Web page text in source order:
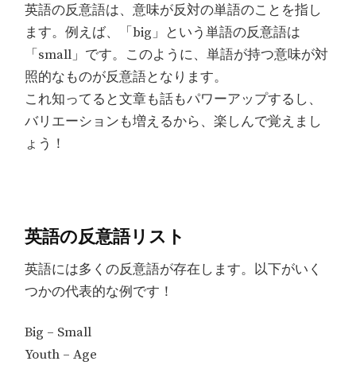
英語の反意語は、意味が反対の単語のことを指し
ます。例えば、「big」という単語の反意語は
「small」です。このように、単語が持つ意味が対
照的なものが反意語となります。
これ知ってると文章も話もパワーアップするし、
バリエーションも増えるから、楽しんで覚えまし
ょう！
英語の反意語リスト
英語には多くの反意語が存在します。以下がいく
つかの代表的な例です！
Big – Small
Youth – Age